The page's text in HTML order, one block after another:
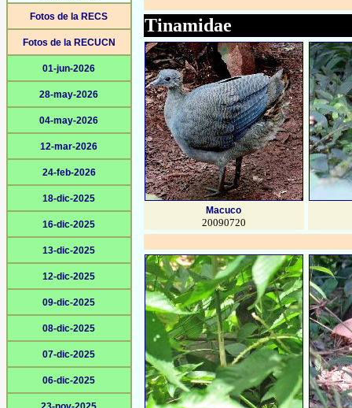
Fotos de la RECS
Fotos de la RECUCN
01-jun-2026
28-may-2026
04-may-2026
12-mar-2026
24-feb-2026
18-dic-2025
16-dic-2025
13-dic-2025
12-dic-2025
09-dic-2025
08-dic-2025
07-dic-2025
06-dic-2025
Tinamidae
Macuco
20090720